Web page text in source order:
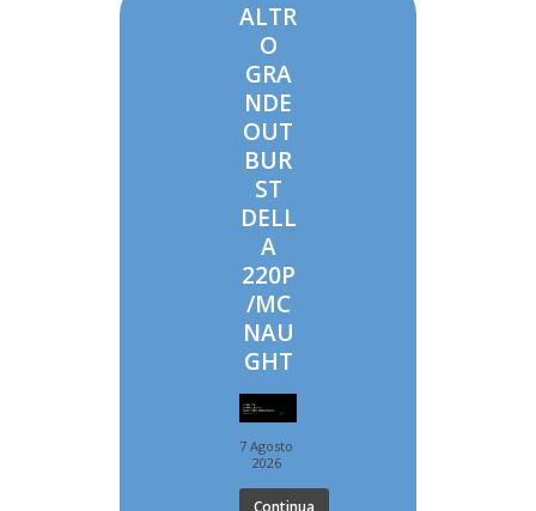
ALTR
O
GRA
NDE
OUT
BUR
ST
DELL
A
220P
/MC
NAU
GHT
7 Agosto
2026
Continua